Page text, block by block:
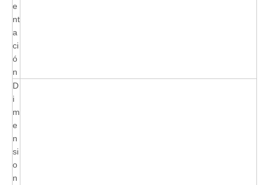
e
nt
a
ci
ó
n
D
i
m
e
n
si
o
n